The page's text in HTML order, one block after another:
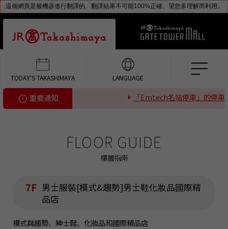
這個網頁是被機器進行翻譯的。翻譯結果不可能100%正確。望您多理解而利用。
TODAY'S TAKASHIMAYA LANGUAGE
重要通知 「Emtech名站停車」的停車
FLOOR GUIDE
樓層指南
7F 男士服裝[模式&趨勢]男士鞋化妝品國際精
品店
模式與趨勢、紳士鞋、化妝品和國際精品店